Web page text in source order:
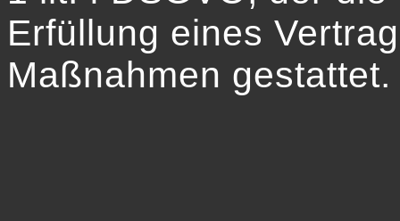
Erfüllung eines
Maßnahmen gestattet.